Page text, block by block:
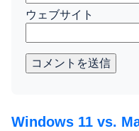
ウェブサイト
コメントを送信
Windows 11 vs.